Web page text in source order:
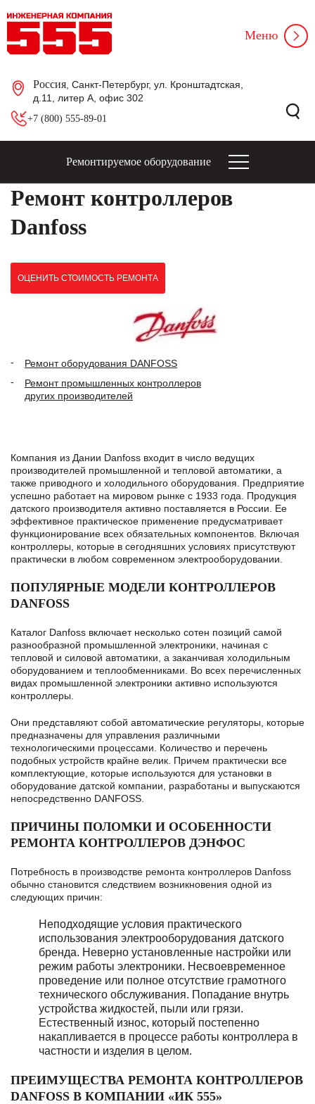
Россия , Санкт-Петербург, ул. Кронштадтская,
д.11, литер А, офис 302
+7 (800) 555-89-01
Меню
Ремонтируемое оборудование
Ремонт контроллеров
Danfoss
ОЦЕНИТЬ СТОИМОСТЬ РЕМОНТА
Ремонт оборудования DANFOSS
Ремонт промышленных контроллеров
других производителей
Компания из Дании Danfoss входит в число ведущих
производителей промышленной и тепловой автоматики, а
также приводного и холодильного оборудования. Предприятие
успешно работает на мировом рынке с 1933 года. Продукция
датского производителя активно поставляется в России. Ее
эффективное практическое применение предусматривает
функционирование всех обязательных компонентов. Включая
контроллеры, которые в сегодняшних условиях присутствуют
практически в любом современном электрооборудовании.
ПОПУЛЯРНЫЕ МОДЕЛИ КОНТРОЛЛЕРОВ
DANFOSS
Каталог Danfoss включает несколько сотен позиций самой
разнообразной промышленной электроники, начиная с
тепловой и силовой автоматики, а заканчивая холодильным
оборудованием и теплообменниками. Во всех перечисленных
видах промышленной электроники активно используются
контроллеры.
Они представляют собой автоматические регуляторы, которые
предназначены для управления различными
технологическими процессами. Количество и перечень
подобных устройств крайне велик. Причем практически все
комплектующие, которые используются для установки в
оборудование датской компании, разработаны и выпускаются
непосредственно DANFOSS.
ПРИЧИНЫ ПОЛОМКИ И ОСОБЕННОСТИ
РЕМОНТА КОНТРОЛЛЕРОВ ДЭНФОС
Потребность в производстве ремонта контроллеров Danfoss
обычно становится следствием возникновения одной из
следующих причин:
Неподходящие условия практического
использования электрооборудования датского
бренда. Неверно установленные настройки или
режим работы электроники. Несвоевременное
проведение или полное отсутствие грамотного
технического обслуживания. Попадание внутрь
устройства жидкостей, пыли или грязи.
Естественный износ, который постепенно
накапливается в процессе работы контроллера в
частности и изделия в целом.
ПРЕИМУЩЕСТВА РЕМОНТА КОНТРОЛЛЕРОВ
DANFOSS В КОМПАНИИ «ИК 555»